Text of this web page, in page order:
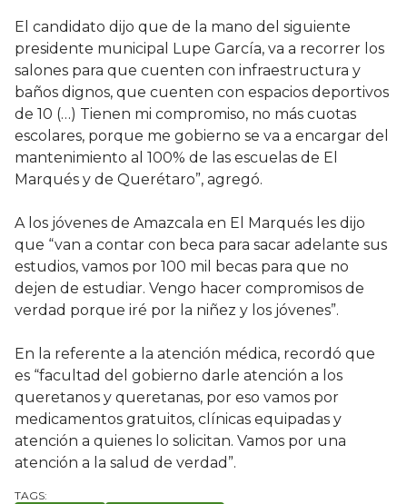
El candidato dijo que de la mano del siguiente
presidente municipal Lupe García, va a recorrer los
salones para que cuenten con infraestructura y
baños dignos, que cuenten con espacios deportivos
de 10 (…) Tienen mi compromiso, no más cuotas
escolares, porque me gobierno se va a encargar del
mantenimiento al 100% de las escuelas de El
Marqués y de Querétaro”, agregó.
A los jóvenes de Amazcala en El Marqués les dijo
que “van a contar con beca para sacar adelante sus
estudios, vamos por 100 mil becas para que no
dejen de estudiar. Vengo hacer compromisos de
verdad porque iré por la niñez y los jóvenes”.
En la referente a la atención médica, recordó que
es “facultad del gobierno darle atención a los
queretanos y queretanas, por eso vamos por
medicamentos gratuitos, clínicas equipadas y
atención a quienes lo solicitan. Vamos por una
atención a la salud de verdad”.